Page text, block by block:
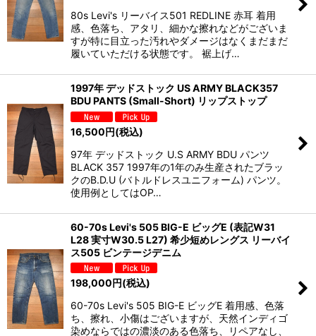
80s Levi's リーバイス501 REDLINE 赤耳 着用
感、色落ち、アタリ、細かな擦れなどがございま
すが特に目立った汚れやダメージはなくまだまだ
履いていただける状態です。 裾上げ…
1997年 デッドストック US ARMY BLACK357
BDU PANTS (Small-Short) リップストップ
16,500円(税込)
97年 デッドストック U.S ARMY BDU パンツ
BLACK 357 1997年の1年のみ生産されたブラッ
クのB.D.U (バトルドレスユニフォーム) パンツ。
使用例としてはOP…
60-70s Levi's 505 BIG-E ビッグE (表記W31
L28 実寸W30.5 L27) 希少短めレングス リーバイ
ス505 ビンテージデニム
198,000円(税込)
60-70s Levi's 505 BIG-E ビッグE 着用感、色落
ち、擦れ、小傷はございますが、天然インディゴ
染めならではの濃淡のある色落ち、リペアなし、